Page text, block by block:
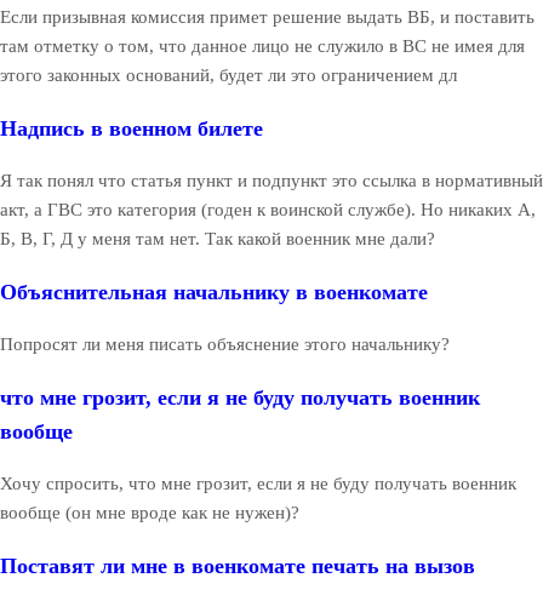
Если призывная комиссия примет решение выдать ВБ, и поставить
там отметку о том, что данное лицо не служило в ВС не имея для
этого законных оснований, будет ли это ограничением дл
Надпись в военном билете
Я так понял что статья пункт и подпункт это ссылка в нормативный
акт, а ГВС это категория (годен к воинской службе). Но никаких А,
Б, В, Г, Д у меня там нет. Так какой военник мне дали?
Объяснительная начальнику в военкомате
Попросят ли меня писать объяснение этого начальнику?
что мне грозит, если я не буду получать военник
вообще
Хочу спросить, что мне грозит, если я не буду получать военник
вообще (он мне вроде как не нужен)?
Поставят ли мне в военкомате печать на вызов